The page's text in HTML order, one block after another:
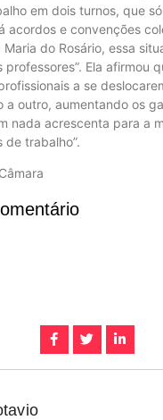
em dois turnos, que
acordos e convenções
do Rosário, essa
Ela afirmou
a se
a outro, aumentando os
nada acrescenta para a
de trabalho”.